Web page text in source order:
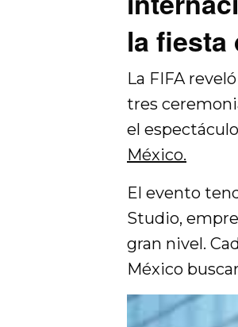
la fiesta
La FIFA
tres
el
México.
El evento
Studio,
gran nivel.
México